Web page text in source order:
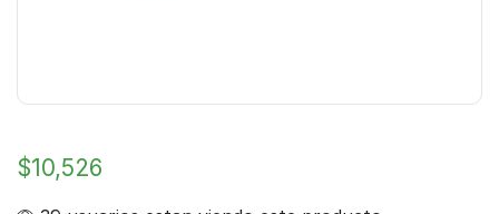
$10,526